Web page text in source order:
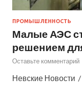
ПРОМЫШЛЕННОСТЬ
Малые АЭС
решением
Оставьте комментарий
Невские